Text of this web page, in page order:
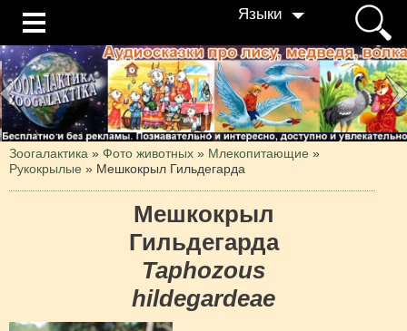
Языки
Зоогалактика » Фото животных » Млекопитающие »
Рукокрылые » Мешкокрыл Гильдегарда
Мешкокрыл
Гильдегарда
Taphozous
hildegardeae